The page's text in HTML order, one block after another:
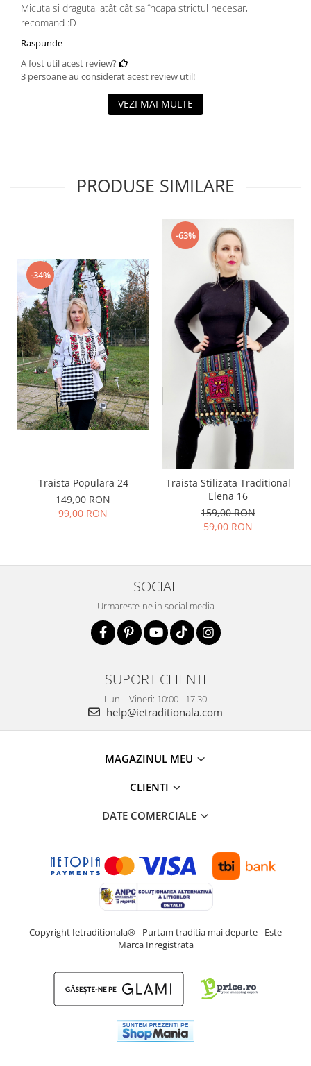
Micuta si draguta, atât cât sa încapa strictul necesar,
recomand :D
Raspunde
A fost util acest review?
3 persoane au considerat acest review util!
VEZI MAI MULTE
PRODUSE SIMILARE
-34%
Traista Populara 24
149,00 RON
99,00 RON
-63%
Traista Stilizata Traditional
Elena 16
159,00 RON
59,00 RON
SOCIAL
Urmareste-ne in social media
SUPORT CLIENTI
Luni - Vineri: 10:00 - 17:30
help@ietraditionala.com
MAGAZINUL MEU
CLIENTI
DATE COMERCIALE
Copyright Ietraditionala® - Purtam traditia mai departe - Este
Marca Inregistrata